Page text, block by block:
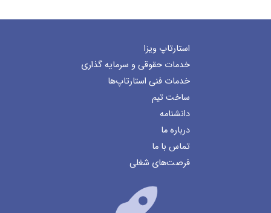
استارتاپ ویزا
خدمات حقوقی و سرمایه گذاری
خدمات فنی استارتاپ‌ها
ساخت تیم
دانشنامه
درباره ما
تماس با ما
فرصت‌های شغلی